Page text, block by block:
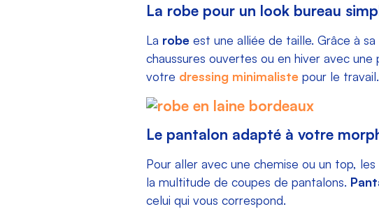
La robe pour un look bureau
La robeest une alliée de taille. Grâce à
chaussures ouvertes ou en hiver avec
votre dressing minimalistepour le
Le pantalon adapté à votre
Pour aller avec une chemise ou un top,
la multitude de coupes de pantalons.
celui qui vous correspond.